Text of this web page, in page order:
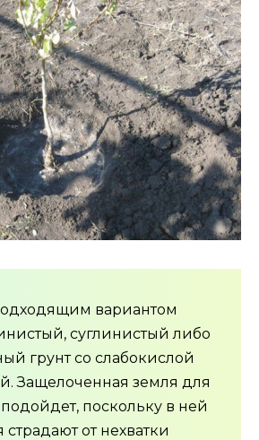
вариантом
суглинистый либо
грунт со слабокислой
Защелоченная земля для
поскольку в ней
страдают от нехватки